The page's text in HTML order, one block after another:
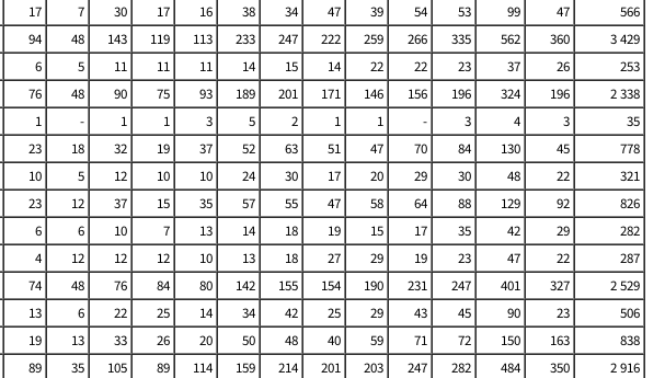
17 7 30 17 16 38 34 47 39 54 53 99 47
566
94 48 143 119 113 233 247 222 259 266 335 562 360
3 429
6 5 11 11 11 14 15 14 22 22 23 37 26
253
76 48 90 75 93 189 201 171 146 156 196 324 196
2 338
1 - 1 1 3 5 2 1 1 - 3 4 3
35
23 18 32 19 37 52 63 51 47 70 84 130 45
778
10 5 12 10 10 24 30 17 20 29 30 48 22
321
23 12 37 15 35 57 55 47 58 64 88 129 92
826
6 6 10 7 13 14 18 19 15 17 35 42 29
282
4 12 12 12 10 13 18 27 29 19 23 47 22
287
74 48 76 84 80 142 155 154 190 231 247 401 327
2 529
13 6 22 25 14 34 42 25 29 43 45 90 23
506
19 13 33 26 20 50 48 40 59 71 72 150 163
838
89 35 105 89 114 159 214 201 203 247 282 484 350
2 916